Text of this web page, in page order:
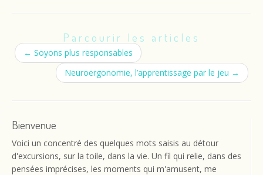
Parcourir les articles
← Soyons plus responsables
Neuroergonomie, l’apprentissage par le jeu →
Bienvenue
Voici un concentré des quelques mots saisis au détour
d'excursions, sur la toile, dans la vie. Un fil qui relie, dans des
pensées imprécises, les moments qui m'amusent, me